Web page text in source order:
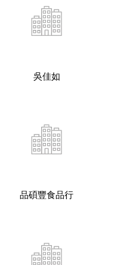
吳佳如
品碩豐食品行